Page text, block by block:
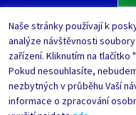
Naše stránky používají k
analýze návštěvnosti
zařízení. Kliknutím na tlačítko
Pokud nesouhlasíte,
nezbytných v průběhu Vaší
informace o zpracování